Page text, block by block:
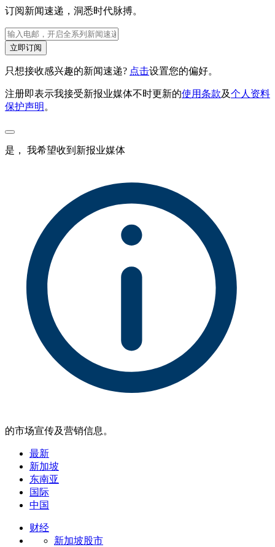
订阅新闻速递，洞悉时代脉搏。
立即订阅
只想接收感兴趣的新闻速递? 点击设置您的偏好。
注册即表示我接受新报业媒体不时更新的使用条款及个人资料
保护声明 。
是， 我希望收到新报业媒体
的市场宣传及营销信息。
最新
新加坡
东南亚
国际
中国
财经
新加坡股市